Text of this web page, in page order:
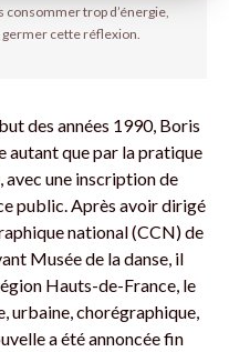
trop d’énergie,
cette réflexion.
des années 1990, Boris
autant que par la pratique
une inscription de
public. Après avoir dirigé
national (CCN) de
Musée de la danse, il
Hauts-de-France, le
chorégraphique,
a été annoncée fin